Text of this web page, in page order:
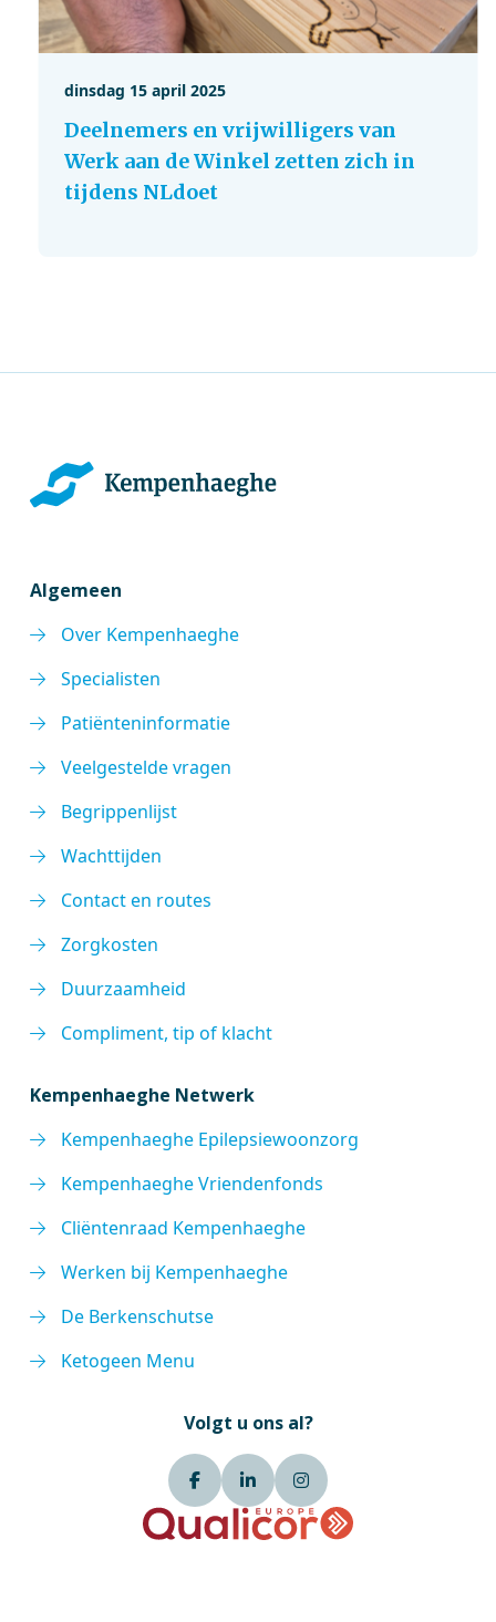
dinsdag 15 april 2025
Deelnemers en vrijwilligers van
Werk aan de Winkel zetten zich in
tijdens NLdoet
Algemeen
Over Kempenhaeghe
Specialisten
Patiënteninformatie
Veelgestelde vragen
Begrippenlijst
Wachttijden
Contact en routes
Zorgkosten
Duurzaamheid
Compliment, tip of klacht
Kempenhaeghe Netwerk
Kempenhaeghe Epilepsiewoonzorg
Kempenhaeghe Vriendenfonds
Cliëntenraad Kempenhaeghe
Werken bij Kempenhaeghe
De Berkenschutse
Ketogeen Menu
Volgt u ons al?